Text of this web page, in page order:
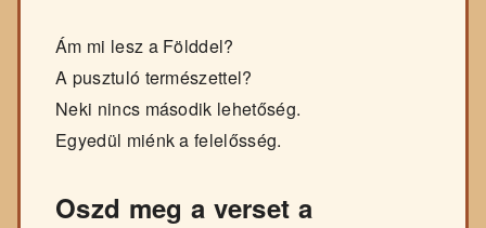
Ám mi lesz a Földdel?
A pusztuló természettel?
Neki nincs második lehetőség.
Egyedül miénk a felelősség.
Oszd meg a verset a